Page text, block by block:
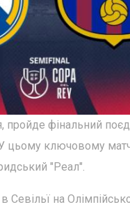
пройде фінальний
У цьому ключовому
"Реал".
на